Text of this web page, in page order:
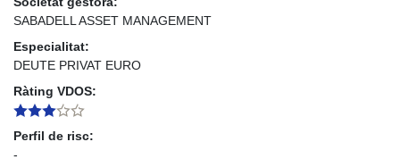
SABADELL ASSET MANAGEMENT
Especialitat:
DEUTE PRIVAT EURO
Ràting VDOS:
Perfil de risc:
-